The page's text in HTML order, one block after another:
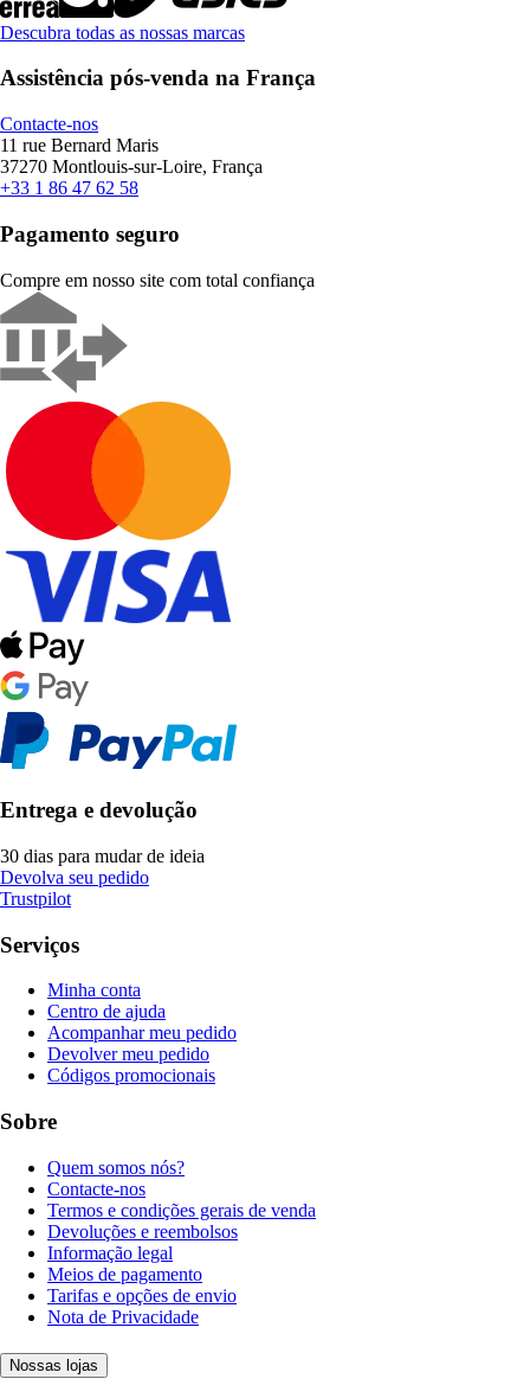
Descubra todas as nossas marcas
Assistência pós-venda na França
Contacte-nos
11 rue Bernard Maris
37270 Montlouis-sur-Loire, França
+33 1 86 47 62 58
Pagamento seguro
Compre em nosso site com total confiança
Entrega e devolução
30 dias para mudar de ideia
Devolva seu pedido
Trustpilot
Serviços
Minha conta
Centro de ajuda
Acompanhar meu pedido
Devolver meu pedido
Códigos promocionais
Sobre
Quem somos nós?
Contacte-nos
Termos e condições gerais de venda
Devoluções e reembolsos
Informação legal
Meios de pagamento
Tarifas e opções de envio
Nota de Privacidade
Nossas lojas